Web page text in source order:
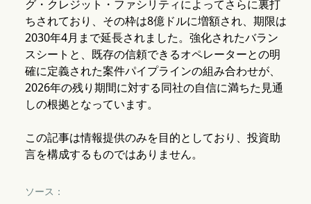
グ・クレジット・ファシリティによってさらに裏打
ちされており、その枠は8億ドルに増額され、期限は
2030年4月まで延長されました。強化されたバラン
スシートと、既存の信頼できるオペレーターとの明
確に定義された案件パイプラインの組み合わせが、
2026年の残り期間に対する同社の自信に満ちた見通
しの根拠となっています。
この記事は情報提供のみを目的としており、投資助
言を構成するものではありません。
ソース：